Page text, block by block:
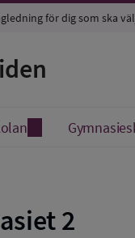
för dig som ska
2